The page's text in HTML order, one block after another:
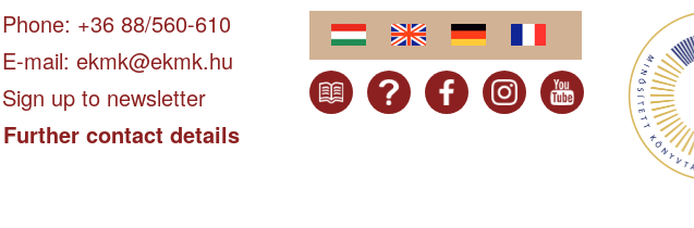
Phone: +36 88/560-610
E-mail: ekmk@ekmk.hu
Sign up to newsletter
Further contact details